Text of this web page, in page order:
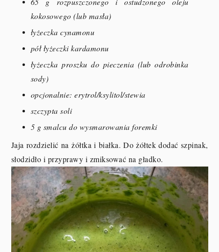
kokosowego (lub masła)
łyżeczka cynamonu
pół łyżeczki kardamonu
łyżeczka proszku do pieczenia (lub odrobinka
sody)
opcjonalnie: erytrol/ksylitol/stewia
szczypta soli
5 g smalcu do wysmarowania foremki
Jaja rozdzielić na żółtka i białka. Do żółtek dodać szpinak,
słodzidło i przyprawy i zmiksować na gładko.